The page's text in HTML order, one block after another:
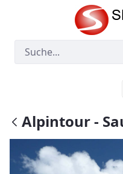
Zum Hauptinhalt
Alpintour -